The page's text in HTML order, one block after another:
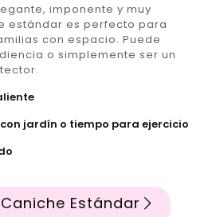
imponente y muy
estándar es perfecto para
con espacio. Puede
o simplemente ser un
jardín o tiempo para ejercicio
Estándar